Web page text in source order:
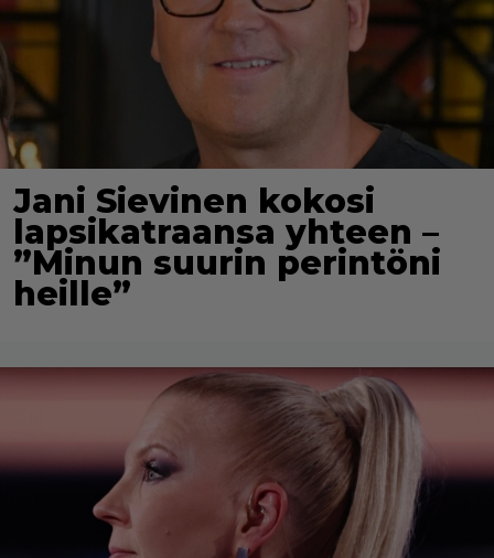
Jani Sievinen kokosi
lapsikatraansa yhteen –
”Minun suurin perintöni
heille”